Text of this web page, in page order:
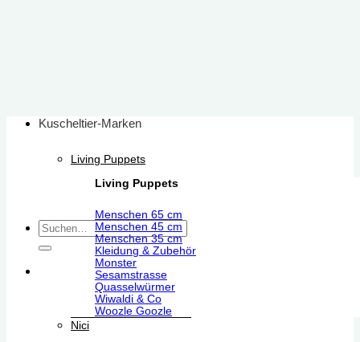
Suchen
nach:
Kuscheltier-Marken
Living Puppets
Living Puppets
Menschen 65 cm
Menschen 45 cm
Menschen 35 cm
Kleidung & Zubehör
Monster
Sesamstrasse
Quasselwürmer
Wiwaldi & Co
Woozle Goozle
Nici